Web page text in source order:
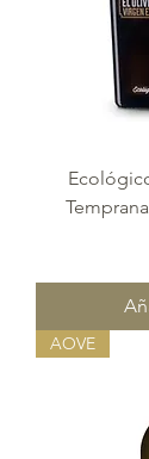
AOVE